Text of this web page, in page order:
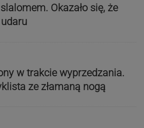
Okazało się, że
udaru
w trakcie wyprzedzania.
ze złamaną nogą